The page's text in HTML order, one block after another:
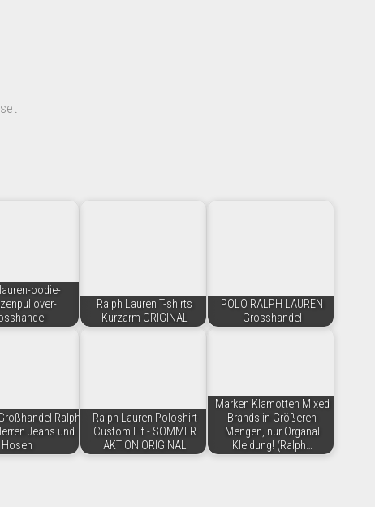
oodie-
Ralph Lauren T-shirts
Kurzarm ORIGINAL
POLO RALPH LAUREN
Grosshandel
Ralph
Jeans und
Hosen
Ralph Lauren Poloshirt
Custom Fit - SOMMER
AKTION ORIGINAL
Marken Klamotten Mixed
Brands in Größeren
Mengen, nur Organal
Kleidung! (Ralph…